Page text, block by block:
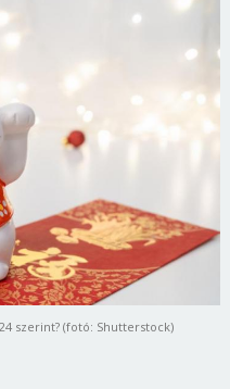
szerint? (fotó: Shutterstock)